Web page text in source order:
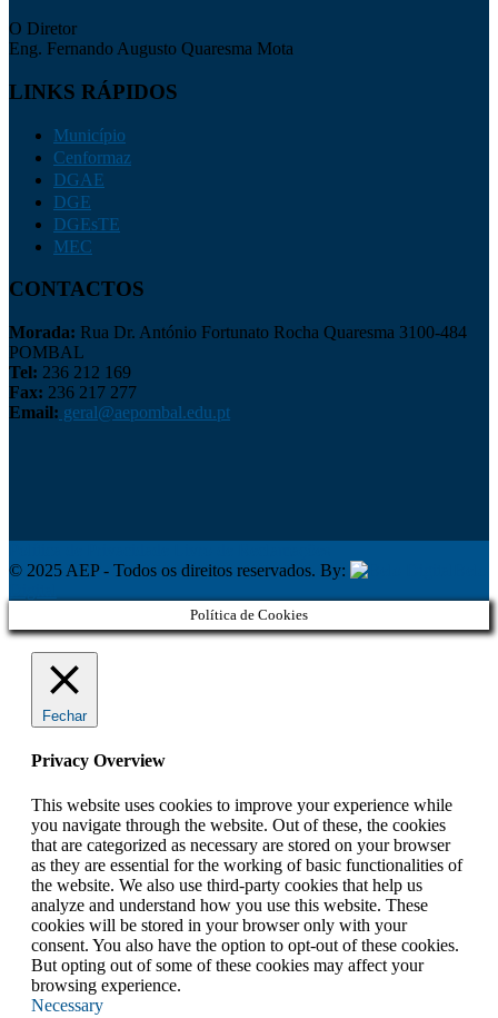
O Diretor
Eng. Fernando Augusto Quaresma Mota
LINKS RÁPIDOS
Município
Cenformaz
DGAE
DGE
DGEsTE
MEC
CONTACTOS
Morada: Rua Dr. António Fortunato Rocha Quaresma 3100-484
POMBAL
Tel: 236 212 169
Fax: 236 217 277
Email: geral@aepombal.edu.pt
© 2025 AEP - Todos os direitos reservados. By:
Política de Cookies
Fechar
Privacy Overview
This website uses cookies to improve your experience while
you navigate through the website. Out of these, the cookies
that are categorized as necessary are stored on your browser
as they are essential for the working of basic functionalities of
the website. We also use third-party cookies that help us
analyze and understand how you use this website. These
cookies will be stored in your browser only with your
consent. You also have the option to opt-out of these cookies.
But opting out of some of these cookies may affect your
browsing experience.
Necessary